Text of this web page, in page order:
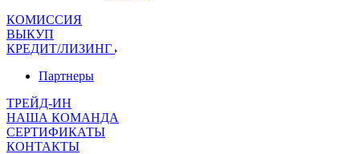
КОМИССИЯ
ВЫКУП
КРЕДИТ/ЛИЗИНГ
Партнеры
ТРЕЙД-ИН
НАША КОМАНДА
СЕРТИФИКАТЫ
КОНТАКТЫ